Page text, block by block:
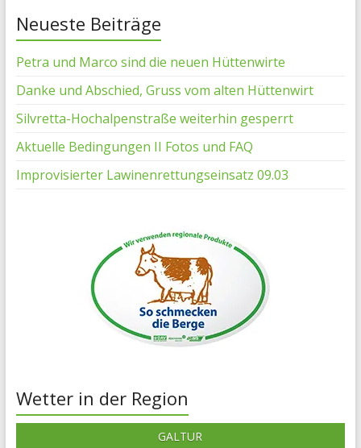
Neueste Beiträge
Petra und Marco sind die neuen Hüttenwirte
Danke und Abschied, Gruss vom alten Hüttenwirt
Silvretta-Hochalpenstraße weiterhin gesperrt
Aktuelle Bedingungen II Fotos und FAQ
Improvisierter Lawinenrettungseinsatz 09.03
Wetter in der Region
GALTÜR